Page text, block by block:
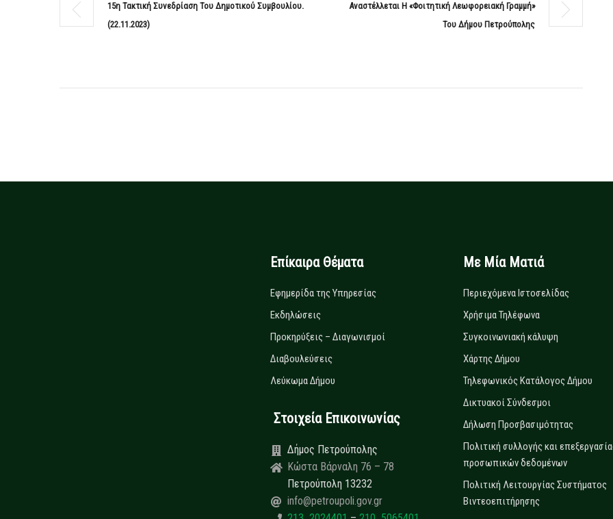
15η Τακτική Συνεδρίαση Του Δημοτικού Συμβουλίου.
(22.11.2023)
Αναστέλλεται Η «Φοιτητική Λεωφορειακή Γραμμή»
Του Δήμου Πετρούπολης
Επίκαιρα Θέματα
Εφημερίδα της Υπηρεσίας
Εκδηλώσεις
Προκηρύξεις – Διαγωνισμοί
Διαβουλεύσεις
Λεύκωμα Δήμου
Στοιχεία Επικοινωνίας
Δήμος Πετρούπολης
Κώστα Βάρναλη 76 – 78
Πετρούπολη 13232
info@petroupoli.gov.gr
Με Μία Ματιά
Περιεχόμενα Ιστοσελίδας
Χρήσιμα Τηλέφωνα
Συγκοινωνιακή κάλυψη
Χάρτης Δήμου
Τηλεφωνικός Κατάλογος Δήμου
Δικτυακοί Σύνδεσμοι
Δήλωση Προσβασιμότητας
Πολιτική συλλογής και
προσωπικών δεδομένων
Πολιτική Λειτουργίας Συστήματος
Βιντεοεπιτήρησης